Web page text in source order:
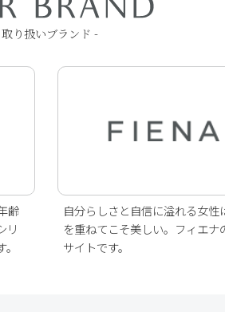
り扱いブランド -
齢
リ
自分らしさと自信に溢れる女性
を重ねてこそ美しい。フィエナ
サイトです。